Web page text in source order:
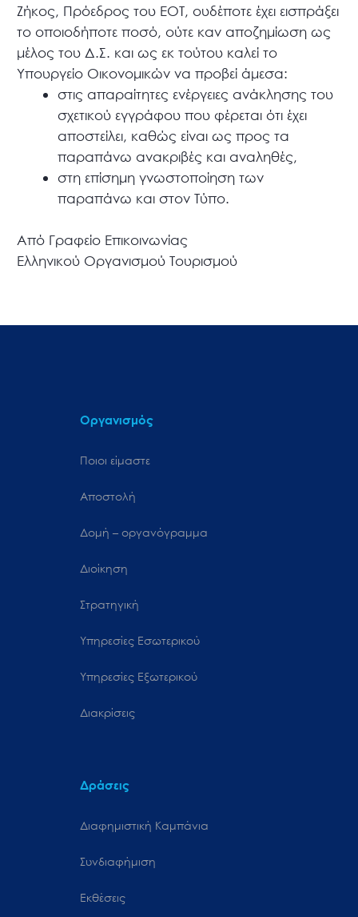
Ζήκος, Πρόεδρος του ΕΟΤ, ουδέποτε έχει εισπράξει
το οποιοδήποτε ποσό, ούτε καν αποζημίωση ως
μέλος του Δ.Σ. και ως εκ τούτου καλεί το
Υπουργείο Οικονομικών να προβεί άμεσα:
στις απαραίτητες ενέργειες ανάκλησης του
σχετικού εγγράφου που φέρεται ότι έχει
αποστείλει, καθώς είναι ως προς τα
παραπάνω ανακριβές και αναληθές,
στη επίσημη γνωστοποίηση των
παραπάνω και στον Τύπο.
Από Γραφείο Επικοινωνίας
Ελληνικού Οργανισμού Τουρισμού
Οργανισμός
Ποιοι είμαστε
Αποστολή
Δομή – οργανόγραμμα
Διοίκηση
Στρατηγική
Υπηρεσίες Εσωτερικού
Υπηρεσίες Εξωτερικού
Διακρίσεις
Δράσεις
Διαφημιστική Καμπάνια
Συνδιαφήμιση
Εκθέσεις